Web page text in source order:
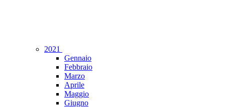
2021
Gennaio
Febbraio
Marzo
Aprile
Maggio
Giugno